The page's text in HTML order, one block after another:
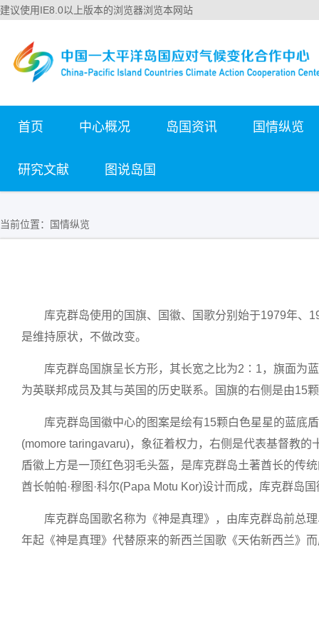
建议使用IE8.0以上版本的浏览器浏览本网站
首页 中心概况 岛国资讯 国情纵览
研究文献 图说岛国
当前位置： 国情纵览
库克群岛使用的国旗、国徽、国歌分别始于1979年、
是维持原状，不做改变。
库克群岛国旗呈长方形，其长宽之比为2∶1，旗面为
为英联邦成员及其与英国的历史联系。国旗的右侧是由15
库克群岛国徽中心的图案是绘有15颗白色星星的蓝底
(momore taringavaru)，象征着权力，右侧是代表基督教
盾徽上方是一顶红色羽毛头盔，是库克群岛土著酋长的传
酋长帕帕·穆图·科尔(Papa Motu Kor)设计而成，库克群岛
库克群岛国歌名称为《神是真理》，由库克群岛前总
年起《神是真理》代替原来的新西兰国歌《天佑新西兰》